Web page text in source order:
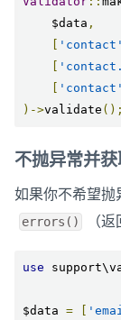
    $data
,
'contact'
'contact'
)->validate ();
不抛异常并
如果你不希望抛
errors() （返
use
$data =